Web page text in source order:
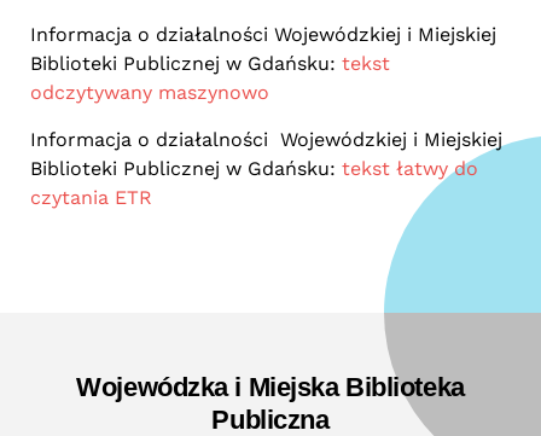
Informacja o działalności Wojewódzkiej i Miejskiej
Biblioteki Publicznej w Gdańsku: tekst
odczytywany maszynowo
Informacja o działalności Wojewódzkiej i Miejskiej
Biblioteki Publicznej w Gdańsku: tekst łatwy do
czytania ETR
Wojewódzka i Miejska Biblioteka
Publiczna